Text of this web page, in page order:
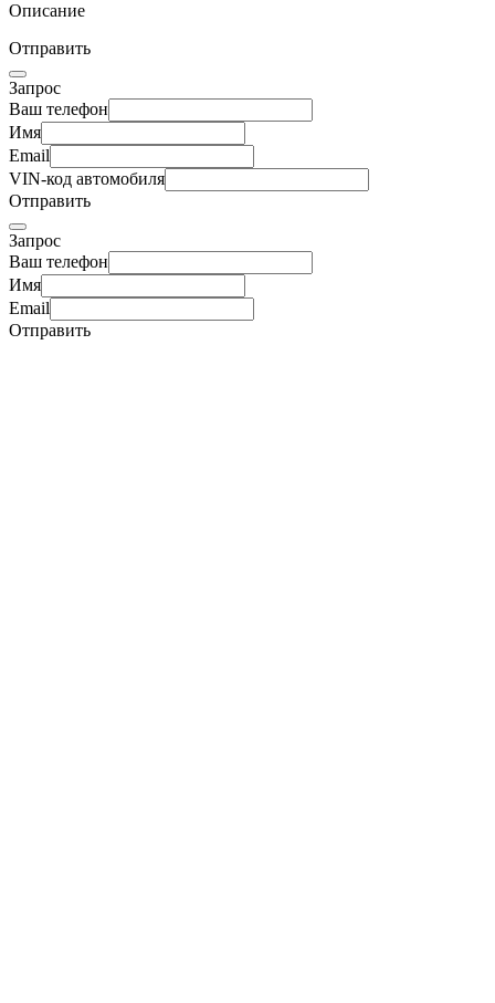
Описание
Отправить
Запрос
Ваш телефон
Имя
Email
VIN-код автомобиля
Отправить
Запрос
Ваш телефон
Имя
Email
Отправить